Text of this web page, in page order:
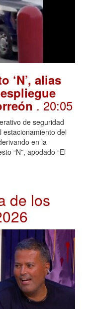
‘N’, alias
. 20:05
de seguridad
del
en la
“N”, apodado “El
de los